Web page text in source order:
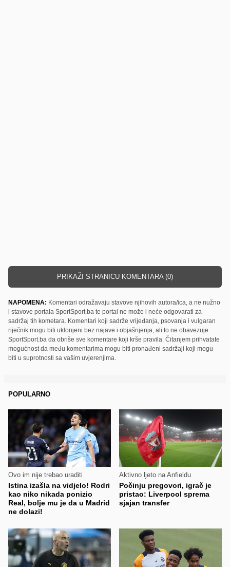
PRIKAŽI STRANICU KOMENTARA (0)
NAPOMENA: Komentari odražavaju stavove njihovih autora/ica, a ne nužno
i stavove portala SportSport.ba te portal ne može i neće odgovarati za
sadržaj tih kometara. Komentari koji sadrže vrijeđanja, psovanja i vulgaran
riječnik mogu biti uklonjeni bez najave i objašnjenja, ali to ne obavezuje
SportSport.ba da obriše sve komentare koji krše pravila. Čitanjem prihvatate
mogućnost da među komentarima mogu biti pronađeni sadržaji koji mogu
biti u suprotnosti sa vašim uvjerenjima.
POPULARNO
Ovo im nije trebao uraditi
Istina izašla na vidjelo! Rodri
kao niko nikada ponizio
Real, bolje mu je da u Madrid
ne dolazi!
Aktivno ljeto na Anfieldu
Počinju pregovori, igrač je
pristao: Liverpool sprema
sjajan transfer